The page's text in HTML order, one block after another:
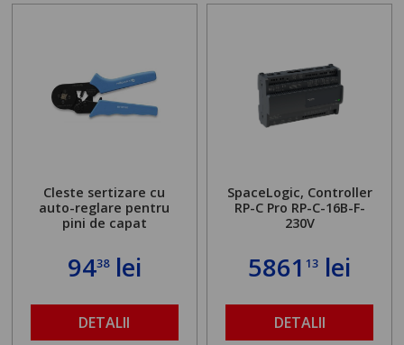
Cleste sertizare cu
auto-reglare pentru
pini de capat
9438lei
DETALII
SpaceLogic, Controller
RP-C Pro RP-C-16B-F-
230V
586113 lei
DETALII